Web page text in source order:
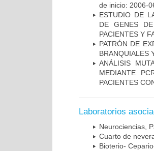
de inicio: 2006-
ESTUDIO DE
DE GENES
PACIENTES Y
PATRÓN DE
BRANQUIALES
ANÁLISIS
MEDIANTE
PACIENTES
Laboratorios
Neurociencias,
Cuarto de
Bioterio-